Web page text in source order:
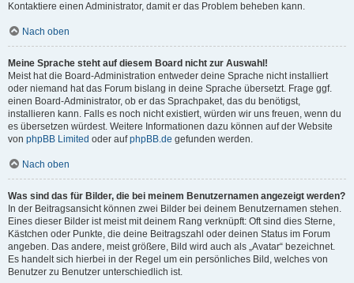
Kontaktiere einen Administrator, damit er das Problem beheben kann.
Nach oben
Meine Sprache steht auf diesem Board nicht zur Auswahl!
Meist hat die Board-Administration entweder deine Sprache nicht installiert
oder niemand hat das Forum bislang in deine Sprache übersetzt. Frage ggf.
einen Board-Administrator, ob er das Sprachpaket, das du benötigst,
installieren kann. Falls es noch nicht existiert, würden wir uns freuen, wenn du
es übersetzen würdest. Weitere Informationen dazu können auf der Website
von phpBB Limited oder aufphpBB.de gefunden werden.
Nach oben
Was sind das für Bilder, die bei meinem Benutzernamen angezeigt werden?
In der Beitragsansicht können zwei Bilder bei deinem Benutzernamen stehen.
Eines dieser Bilder ist meist mit deinem Rang verknüpft: Oft sind dies Sterne,
Kästchen oder Punkte, die deine Beitragszahl oder deinen Status im Forum
angeben. Das andere, meist größere, Bild wird auch als „Avatar“ bezeichnet.
Es handelt sich hierbei in der Regel um ein persönliches Bild, welches von
Benutzer zu Benutzer unterschiedlich ist.